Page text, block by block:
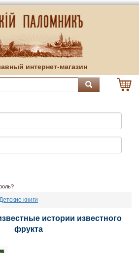
интернет-магазин
книги
истории известного
фрукта